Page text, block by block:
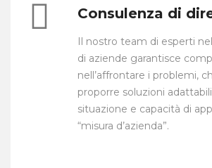
Consulenza di
Il nostro team di esperti
di aziende garantisce
nell’affrontare i problemi,
proporre soluzioni
situazione e capacità di
“misura d’azienda”.